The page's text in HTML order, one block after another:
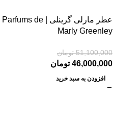
عطر مارلی گرینلی | Parfums de
Marly Greenley
51,100,000 تومان
46,000,000 تومان
افزودن به سبد خرید